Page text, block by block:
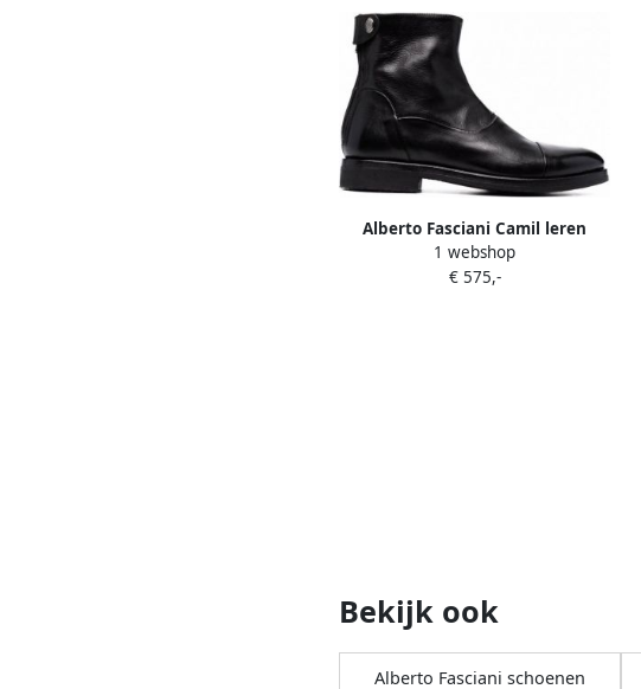
Alberto Fasciani Camil leren
laarzen Zwart
1 webshop
€ 575,-
Bekijk ook
Alberto Fasciani schoenen